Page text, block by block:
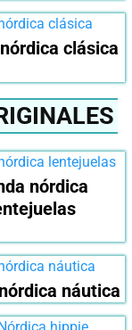
clásica
nórdica
náutica